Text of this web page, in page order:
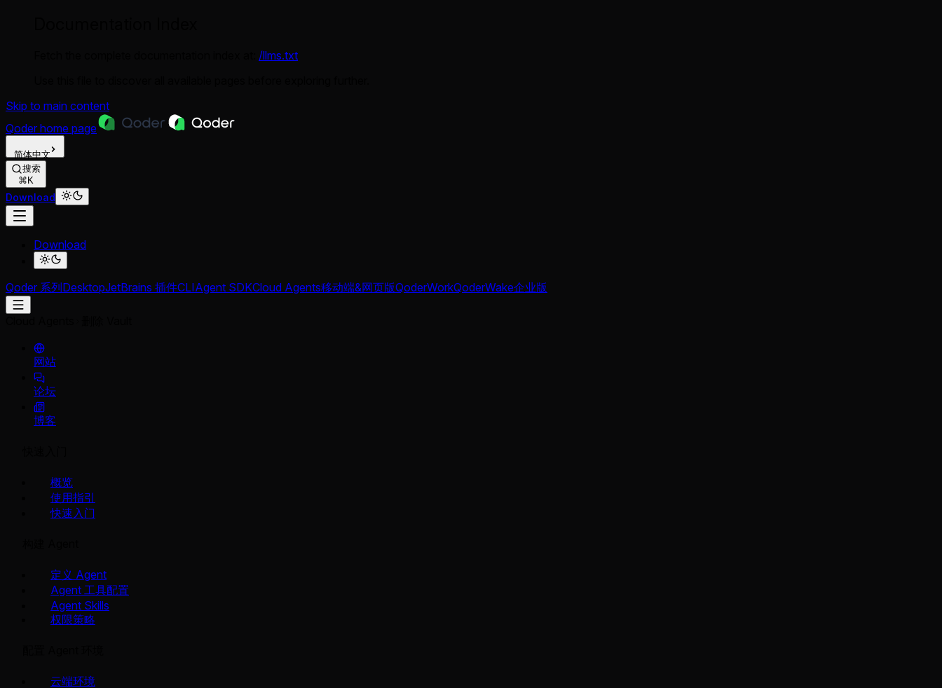
/llms.txt
Skip to main content
Qoder home page
简体中文
搜索
⌘K
Download
Download
Qoder 系列DesktopJetBrains 插件CLIAgent SDKCloud Agents移动端&网页版QoderWorkQoderWake企业版
网站
论坛
博客
概览
使用指引
快速入门
定义 Agent
Agent 工具配置
Agent Skills
权限策略
云端环境